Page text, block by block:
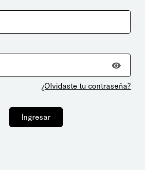
¿Olvidaste tu contraseña?
Ingresar